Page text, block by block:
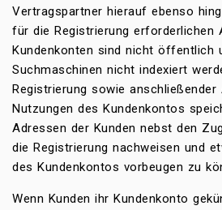
Vertragspartner hierauf ebenso
für die Registrierung erforderlichen
Kundenkonten sind nicht öffentlich
Suchmaschinen nicht indexiert
Registrierung sowie anschließender
Nutzungen des Kundenkontos
Adressen der Kunden nebst den
die Registrierung nachweisen und
des Kundenkontos vorbeugen zu
Wenn Kunden ihr Kundenkonto